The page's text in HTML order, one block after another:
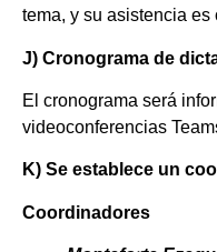
tema, y su asistencia es
J) Cronograma de
El cronograma será
videoconferencias
K) Se establece un
Coordinadores